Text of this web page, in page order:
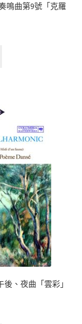
鳴曲第9號「克羅
後、夜曲「雲彩」